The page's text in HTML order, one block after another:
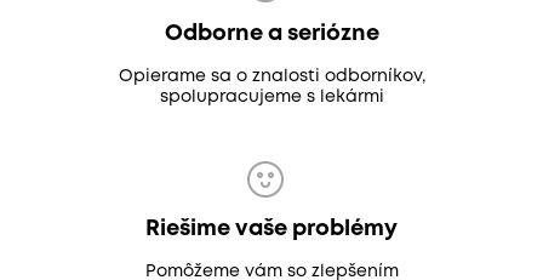
Odborne a seriózne
Opierame sa o znalosti odborníkov,
spolupracujeme s lekármi
Riešime vaše problémy
Pomôžeme vám so zlepšením